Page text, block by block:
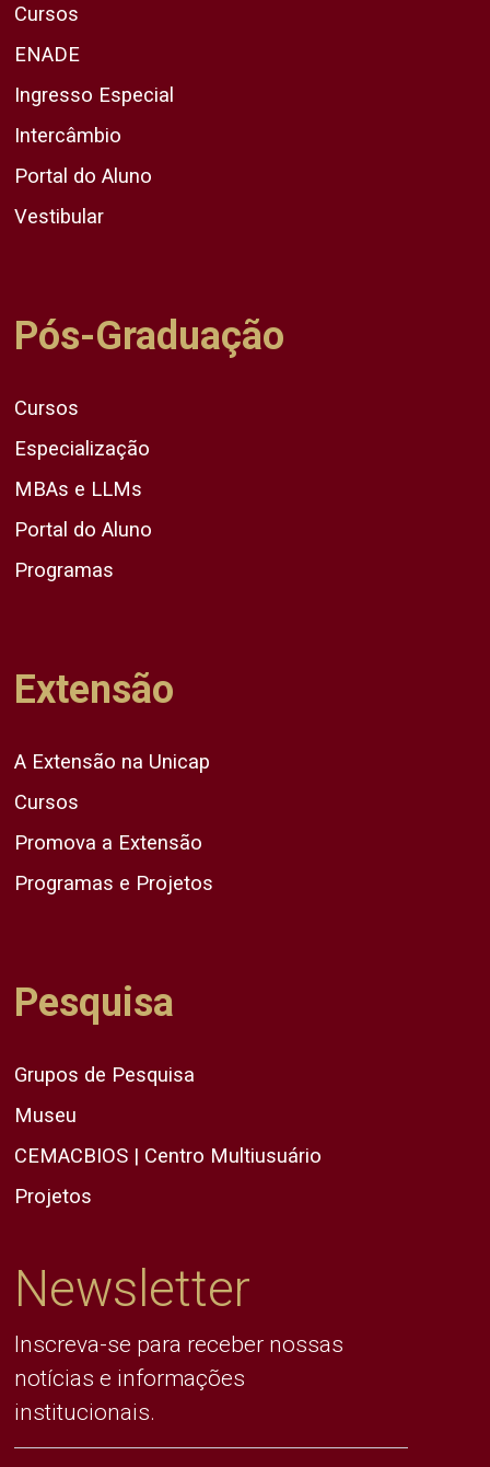
Cursos
ENADE
Ingresso Especial
Intercâmbio
Portal do Aluno
Vestibular
Pós-Graduação
Cursos
Especialização
MBAs e LLMs
Portal do Aluno
Programas
Extensão
A Extensão na Unicap
Cursos
Promova a Extensão
Programas e Projetos
Pesquisa
Grupos de Pesquisa
Museu
CEMACBIOS | Centro Multiusuário
Projetos
Newsletter
Inscreva-se para receber nossas
notícias e informações
institucionais.